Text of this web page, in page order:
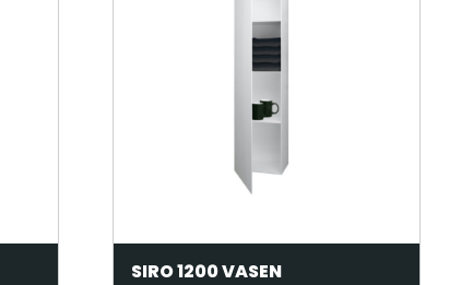
SIRO 1200 VASEN